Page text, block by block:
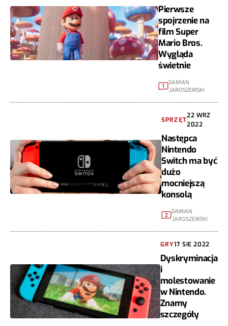
Pierwsze
spojrzenie na
film Super
Mario Bros.
Wygląda
świetnie
1
DAMIAN
JAROSZEWSKI
SPRZĘT
22 WRZ
2022
Następca
Nintendo
Switch ma być
dużo
mocniejszą
konsolą
2 DAMIAN
JAROSZEWSKI
GRY17 SIE 2022
Dyskryminacja
i
molestowanie
w Nintendo.
Znamy
szczegóły